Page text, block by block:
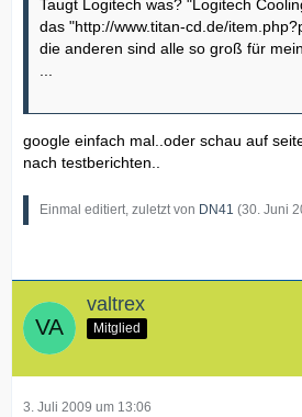
Taugt Logitech was? "Logitech
das "http://www.titan-cd.de/
die anderen sind alle so groß für
google einfach mal..oder schau auf
nach testberichten..
Einmal editiert, zuletzt von DN41 (30. Juni
valtrex
Mitglied
3. Juli 2009 um 13:06